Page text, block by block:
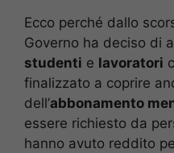
Ecco perché dallo
Governo ha deciso di
studenti e lavoratori
finalizzato a coprire
dell’abbonamento
essere richiesto da
hanno avuto reddito